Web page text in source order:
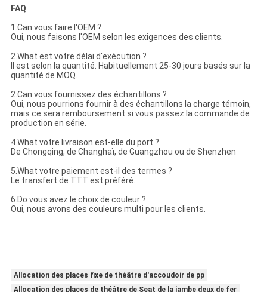
FAQ
1.Can vous faire l'OEM ?
Oui, nous faisons l'OEM selon les exigences des clients.
2.What est votre délai d'exécution ?
Il est selon la quantité. Habituellement 25-30 jours basés sur la
quantité de MOQ.
2.Can vous fournissez des échantillons ?
Oui, nous pourrions fournir à des échantillons la charge témoin,
mais ce sera remboursement si vous passez la commande de
production en série.
4.What votre livraison est-elle du port ?
De Chongqing, de Changhaï, de Guangzhou ou de Shenzhen
5.What votre paiement est-il des termes ?
Le transfert de TTT est préféré.
6.Do vous avez le choix de couleur ?
Oui, nous avons des couleurs multi pour les clients.
Allocation des places fixe de théâtre d'accoudoir de pp
Allocation des places de théâtre de Seat de la jambe deux de fer